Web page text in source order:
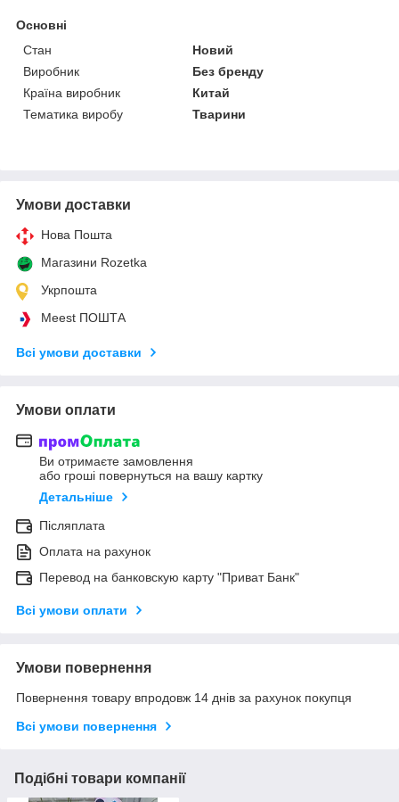
Основні
Стан
Новий
Виробник
Без бренду
Країна виробник
Китай
Тематика виробу
Тварини
Умови доставки
Нова Пошта
Магазини Rozetka
Укрпошта
Meest ПОШТА
Всі умови доставки
Умови оплати
Ви отримаєте замовлення
або гроші повернуться на вашу картку
Детальніше
Післяплата
Оплата на рахунок
Перевод на банковскую карту "Приват Банк"
Всі умови оплати
Умови повернення
Повернення товару впродовж 14 днів за рахунок покупця
Всі умови повернення
Подібні товари компанії